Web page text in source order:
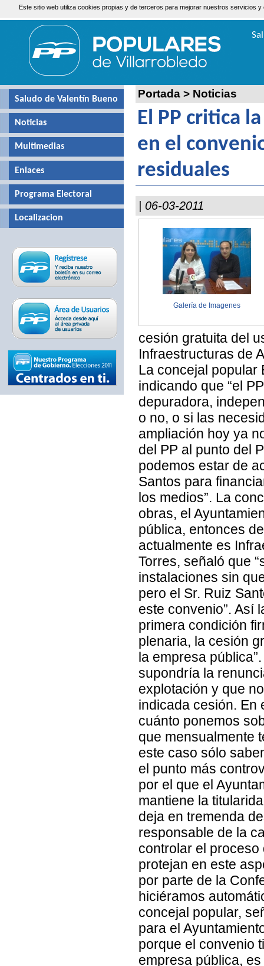
Este sitio web utiliza cookies propias y de terceros para mejorar nuestros servicios
Portada > Noticias
El PP critica
en el
residuales
| 06-03-2011
Galería de Imagenes
cesión gratuita del
Infraestructuras de
La concejal popular
indicando que “el
depuradora,
o no, o si las
ampliación hoy ya
del PP al punto del
podemos estar de
Santos para
los medios”. La
obras, el
pública, entonces
actualmente es
Torres, señaló que
instalaciones sin
pero el Sr. Ruiz
este convenio”. Así
primera condición
plenaria, la cesión
la empresa
supondría la
explotación y que
indicada cesión. En
cuánto ponemos
que mensualmente
este caso sólo
el punto más
por el que el
mantiene la
deja en tremenda
responsable de la
controlar el
protejan en este
por parte de la
hiciéramos
concejal popular,
para el
porque el convenio
empresa pública,
Saludo de Valentín Bueno
Noticias
Multimedias
Enlaces
Programa Electoral
Localizacion
Domingo, 9 de Agosto de 2026